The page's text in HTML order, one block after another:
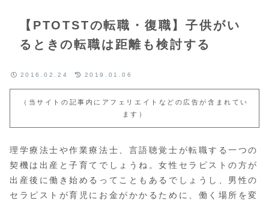
【PTOTSTの転職・復職】子供がい
るときの転職は距離も検討する
2016.02.24 2019.01.06
（当サイトの記事内にアフェリエイトなどの広告が含まれてい
ます）
理学療法士や作業療法士、言語聴覚士が転職する一つの
契機は出産と子育てでしょうね。女性セラピストの方が
出産後に働き始めるってこともあるでしょうし、男性の
セラピストが育児にお金がかかるために、働く場所を変